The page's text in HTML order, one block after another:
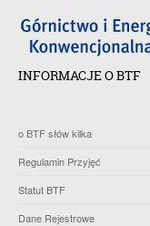
INFORMACJE O BTF
o BTF słów kilka
Regulamin Przyjęć
Statut BTF
Dane Rejestrowe